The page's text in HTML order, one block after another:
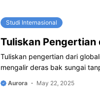
Studi Internasional
Tuliskan Pengertian
Tuliskan pengertian dari
mengalir deras bak sungai
Aurora May 22, 2025